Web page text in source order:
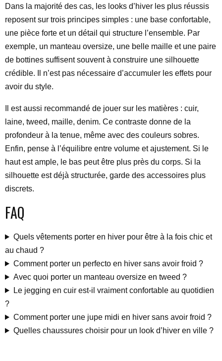
Dans la majorité des cas, les looks d’hiver les plus réussis
reposent sur trois principes simples : une base confortable,
une pièce forte et un détail qui structure l’ensemble. Par
exemple, un manteau oversize, une belle maille et une paire
de bottines suffisent souvent à construire une silhouette
crédible. Il n’est pas nécessaire d’accumuler les effets pour
avoir du style.
Il est aussi recommandé de jouer sur les matières : cuir,
laine, tweed, maille, denim. Ce contraste donne de la
profondeur à la tenue, même avec des couleurs sobres.
Enfin, pense à l’équilibre entre volume et ajustement. Si le
haut est ample, le bas peut être plus près du corps. Si la
silhouette est déjà structurée, garde des accessoires plus
discrets.
FAQ
Quels vêtements porter en hiver pour être à la fois chic et
au chaud ?
Comment porter un perfecto en hiver sans avoir froid ?
Avec quoi porter un manteau oversize en tweed ?
Le jegging en cuir est-il vraiment confortable au quotidien
?
Comment porter une jupe midi en hiver sans avoir froid ?
Quelles chaussures choisir pour un look d’hiver en ville ?